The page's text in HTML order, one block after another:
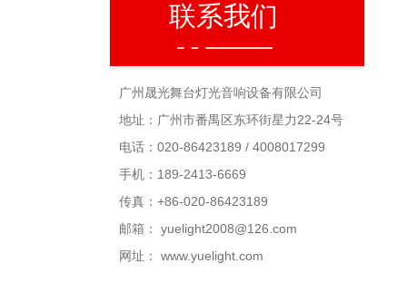
联系我们
广州晟光舞台灯光音响设备有限公司
地址：广州市番禺区东环街星力22-24号
电话：020-86423189 / 4008017299
手机：189-2413-6669
传真：+86-020-86423189
邮箱：
yuelight2008@126.com
网址：
www.yuelight.com